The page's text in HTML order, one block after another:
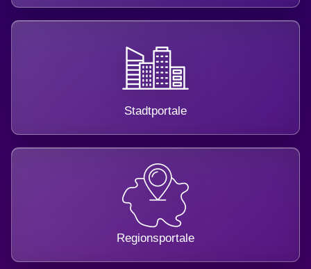
Stadtportale
Regionsportale